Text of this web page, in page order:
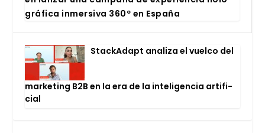
grá­fi­ca inmer­si­va 360º en Espa­ña
Stac­kA­dapt ana­li­za el vuel­co del
mar­ke­ting B2B en la era de la inte­li­gen­cia arti­fi­
cial